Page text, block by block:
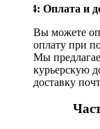
Шаг 4: Оплата и
Вы можете
оплату при
Мы
курьерскую
доставку